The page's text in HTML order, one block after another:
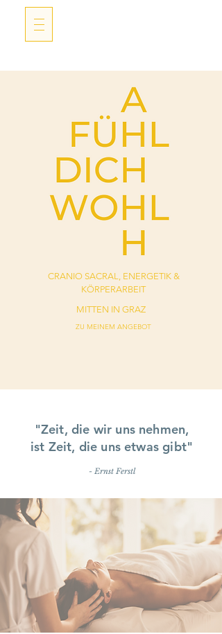
CRANIO SACRAL, ENERGETIK &
KÖRPERARBEIT
MITTEN IN GRAZ
ZU MEINEM ANGEBOT
"Zeit, die wir uns nehmen,
ist Zeit, die uns etwas gibt"
- Ernst Ferstl